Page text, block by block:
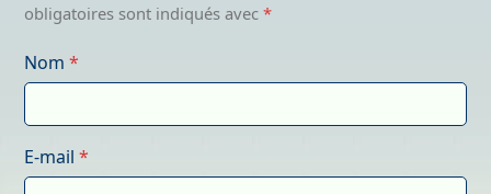
obligatoires sont indiqués avec*
Nom*
E-mail*